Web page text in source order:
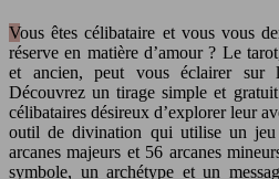
Vous êtes célibataire et vous vous demandez ce que l’avenir vous
réserve en matière d’amour ? Le
et ancien, peut vous éclairer sur
Découvrez un tirage simple et
célibataires désireux d’explorer leur
outil de divination qui utilise un jeu
arcanes majeurs et 56 arcanes
symbole, un archétype et un